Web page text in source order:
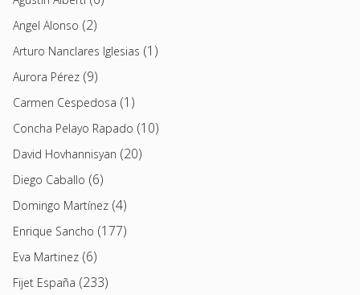
Angel Alonso (2)
Arturo Nanclares Iglesias (1)
Aurora Pérez (9)
Carmen Cespedosa (1)
Concha Pelayo Rapado (10)
David Hovhannisyan (20)
Diego Caballo (6)
Domingo Martínez (4)
Enrique Sancho (177)
Eva Martinez (6)
Fijet España (233)